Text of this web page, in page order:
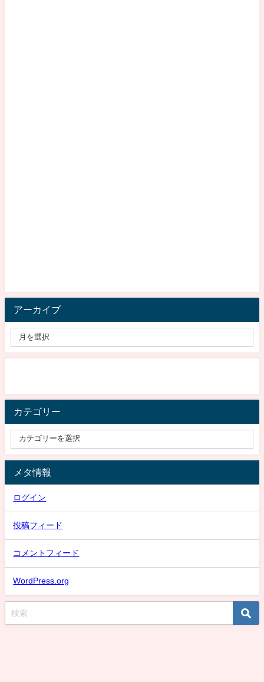
アーカイブ
カテゴリー
メタ情報
ログイン
投稿フィード
コメントフィード
WordPress.org